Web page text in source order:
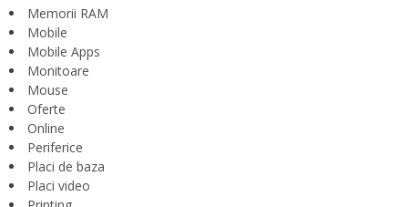
Memorii RAM
Mobile
Mobile Apps
Monitoare
Mouse
Oferte
Online
Periferice
Placi de baza
Placi video